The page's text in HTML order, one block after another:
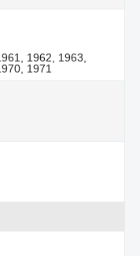
1962, 1963,
1971